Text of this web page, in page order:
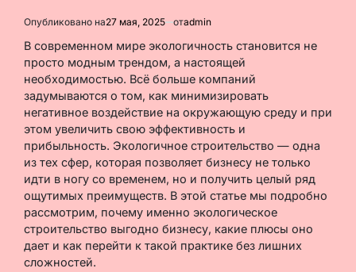
Опубликовано на27 мая, 2025 отadmin
В современном мире экологичность становится не
просто модным трендом, а настоящей
необходимостью. Всё больше компаний
задумываются о том, как минимизировать
негативное воздействие на окружающую среду и при
этом увеличить свою эффективность и
прибыльность. Экологичное строительство — одна
из тех сфер, которая позволяет бизнесу не только
идти в ногу со временем, но и получить целый ряд
ощутимых преимуществ. В этой статье мы подробно
рассмотрим, почему именно экологическое
строительство выгодно бизнесу, какие плюсы оно
дает и как перейти к такой практике без лишних
сложностей.